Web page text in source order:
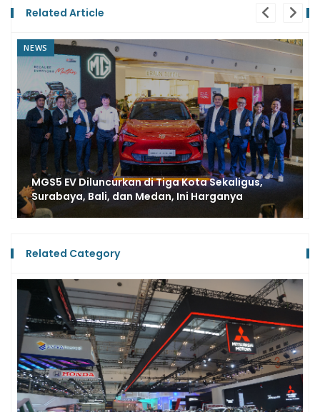
Related Article
NEWS
MGS5 EV Diluncurkan di Tiga Kota Sekaligus,
Surabaya, Bali, dan Medan, Ini Harganya
Related Category